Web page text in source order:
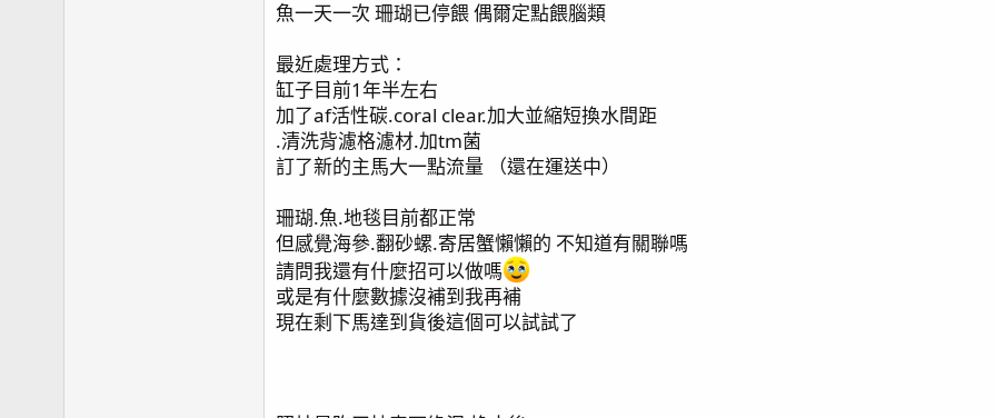
魚一天一次 珊瑚已停餵 偶爾定點餵腦類
最近處理方式：
缸子目前1年半左右
加了af活性碳.coral clear.加大並縮短換水間距
.清洗背濾格濾材.加tm菌
訂了新的主馬大一點流量 （還在運送中）
珊瑚.魚.地毯目前都正常
但感覺海參.翻砂螺.寄居蟹懶懶的 不知道有關聯嗎
請問我還有什麼招可以做嗎
或是有什麼數據沒補到我再補
現在剩下馬達到貨後這個可以試試了